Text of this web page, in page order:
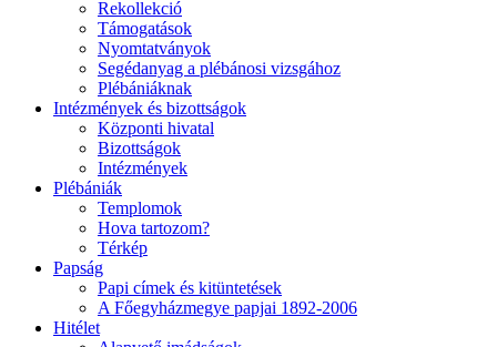
Rekollekció
Támogatások
Nyomtatványok
Segédanyag a plébánosi vizsgához
Plébániáknak
Intézmények és bizottságok
Központi hivatal
Bizottságok
Intézmények
Plébániák
Templomok
Hova tartozom?
Térkép
Papság
Papi címek és kitüntetések
A Főegyházmegye papjai 1892-2006
Hitélet